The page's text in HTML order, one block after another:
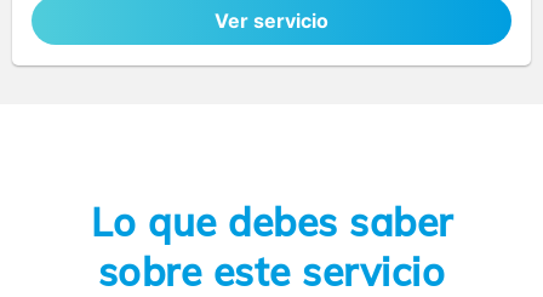
Ver servicio
Lo que debes saber
sobre este servicio